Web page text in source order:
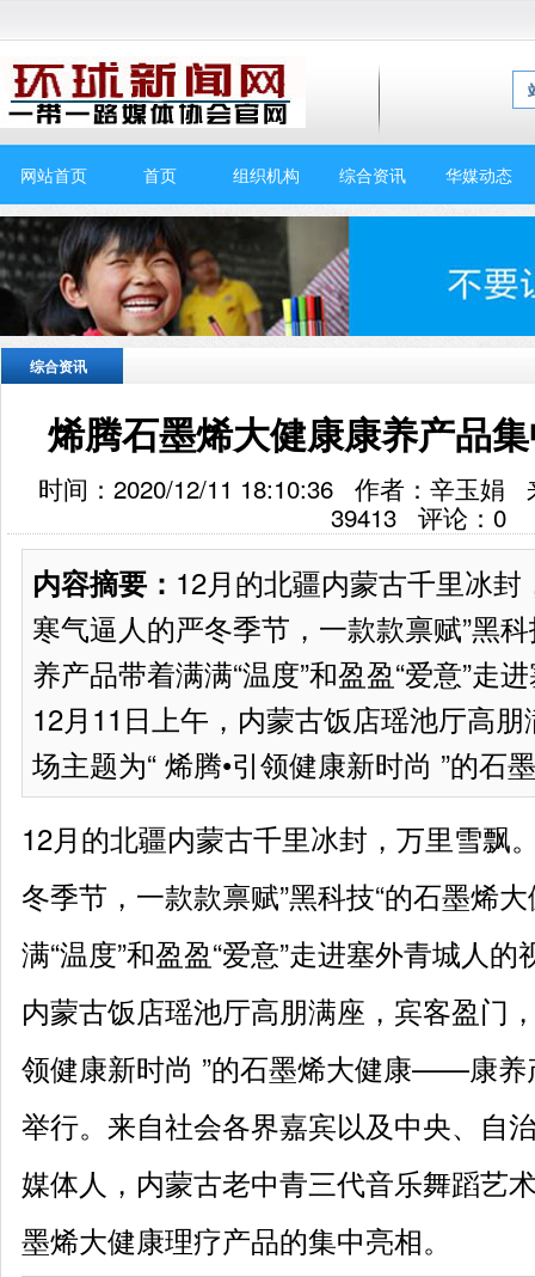
网站首页 首页 组织机构 综合资讯 华媒动态
综合资讯
烯腾石墨烯大健康康养产品
时间：2020/12/11 18:10:36 作者：辛玉
39413评论： 0
内容摘要： 12月的北疆内蒙古千里冰
寒气逼人的严冬季节，一款款禀赋”黑
养产品带着满满“温度”和盈盈“爱意”走
12月11日上午，内蒙古饭店瑶池厅高
场主题为“ 烯腾•引领健康新时尚 ”的
12月的北疆内蒙古千里冰封，万里雪飘
冬季节，一款款禀赋”黑科技“的石墨烯
满“温度”和盈盈“爱意”走进塞外青城人
内蒙古饭店瑶池厅高朋满座，宾客盈门
领健康新时尚 ”的石墨烯大健康——康养
举行。来自社会各界嘉宾以及中央、自
媒体人，内蒙古老中青三代音乐舞蹈艺
墨烯大健康理疗产品的集中亮相。